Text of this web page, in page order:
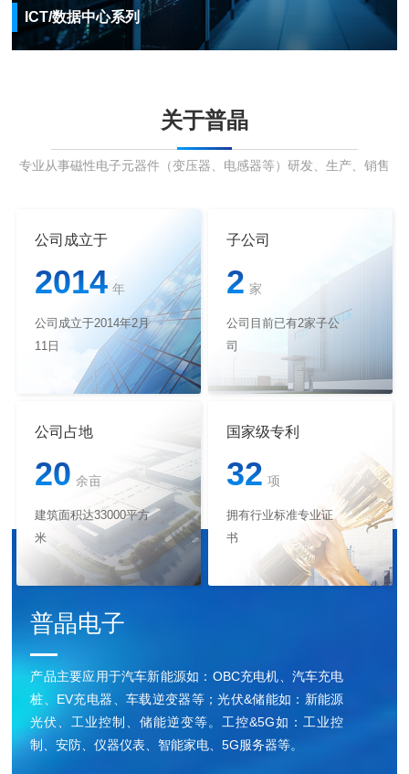
ICT/数据中心系列
关于普晶
专业从事磁性电子元器件（变压器、电感器等）研发、生产、销售
公司成立于
2014 年
公司成立于2014年2月
11日
子公司
2 家
公司目前已有2家子公
司
公司占地
20 余亩
建筑面积达33000平方
米
国家级专利
32 项
拥有行业标准专业证
书
普晶电子
产品主要应用于汽车新能源如：OBC充电机、汽车充电
桩、EV充电器、车载逆变器等；光伏&储能如：新能源
光伏、工业控制、储能逆变等。工控&5G如：工业控
制、安防、仪器仪表、智能家电、5G服务器等。